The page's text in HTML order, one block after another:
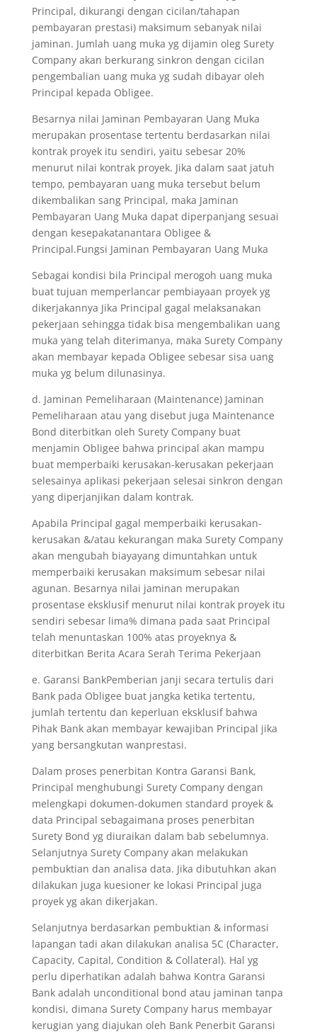
Principal, dikurangi dengan cicilan/tahapan
pembayaran prestasi) maksimum sebanyak nilai
jaminan. Jumlah uang muka yg dijamin oleg Surety
Company akan berkurang sinkron dengan cicilan
pengembalian uang muka yg sudah dibayar oleh
Principal kepada Obligee.
Besarnya nilai Jaminan Pembayaran Uang Muka
merupakan prosentase tertentu berdasarkan nilai
kontrak proyek itu sendiri, yaitu sebesar 20%
menurut nilai kontrak proyek. Jika dalam saat jatuh
tempo, pembayaran uang muka tersebut belum
dikembalikan sang Principal, maka Jaminan
Pembayaran Uang Muka dapat diperpanjang sesuai
dengan kesepakatanantara Obligee &
Principal.Fungsi Jaminan Pembayaran Uang Muka
Sebagai kondisi bila Principal merogoh uang muka
buat tujuan memperlancar pembiayaan proyek yg
dikerjakannya Jika Principal gagal melaksanakan
pekerjaan sehingga tidak bisa mengembalikan uang
muka yang telah diterimanya, maka Surety Company
akan membayar kepada Obligee sebesar sisa uang
muka yg belum dilunasinya.
d. Jaminan Pemeliharaan (Maintenance) Jaminan
Pemeliharaan atau yang disebut juga Maintenance
Bond diterbitkan oleh Surety Company buat
menjamin Obligee bahwa principal akan mampu
buat memperbaiki kerusakan-kerusakan pekerjaan
selesainya aplikasi pekerjaan selesai sinkron dengan
yang diperjanjikan dalam kontrak.
Apabila Principal gagal memperbaiki kerusakan-
kerusakan &/atau kekurangan maka Surety Company
akan mengubah biayayang dimuntahkan untuk
memperbaiki kerusakan maksimum sebesar nilai
agunan. Besarnya nilai jaminan merupakan
prosentase eksklusif menurut nilai kontrak proyek itu
sendiri sebesar lima% dimana pada saat Principal
telah menuntaskan 100% atas proyeknya &
diterbitkan Berita Acara Serah Terima Pekerjaan
e. Garansi BankPemberian janji secara tertulis dari
Bank pada Obligee buat jangka ketika tertentu,
jumlah tertentu dan keperluan eksklusif bahwa
Pihak Bank akan membayar kewajiban Principal jika
yang bersangkutan wanprestasi.
Dalam proses penerbitan Kontra Garansi Bank,
Principal menghubungi Surety Company dengan
melengkapi dokumen-dokumen standard proyek &
data Principal sebagaimana proses penerbitan
Surety Bond yg diuraikan dalam bab sebelumnya.
Selanjutnya Surety Company akan melakukan
pembuktian dan analisa data. Jika dibutuhkan akan
dilakukan juga kuesioner ke lokasi Principal juga
proyek yg akan dikerjakan.
Selanjutnya berdasarkan pembuktian & informasi
lapangan tadi akan dilakukan analisa 5C (Character,
Capacity, Capital, Condition & Collateral). Hal yg
perlu diperhatikan adalah bahwa Kontra Garansi
Bank adalah unconditional bond atau jaminan tanpa
kondisi, dimana Surety Company harus membayar
kerugian yang diajukan oleh Bank Penerbit Garansi